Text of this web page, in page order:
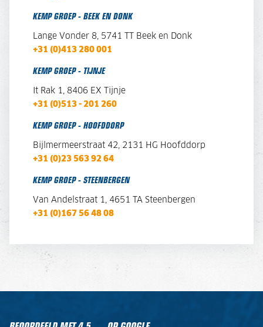
KEMP GROEP - BEEK EN DONK
Lange Vonder 8, 5741 TT Beek en Donk
+31 (0)413 280 001
KEMP GROEP - TIJNJE
It Rak 1, 8406 EX Tijnje
+31 (0)513 - 201 260
KEMP GROEP - HOOFDDORP
Bijlmermeerstraat 42, 2131 HG Hoofddorp
+31 (0)23 563 92 64
KEMP GROEP - STEENBERGEN
Van Andelstraat 1, 4651 TA Steenbergen
+31 (0)167 56 48 08